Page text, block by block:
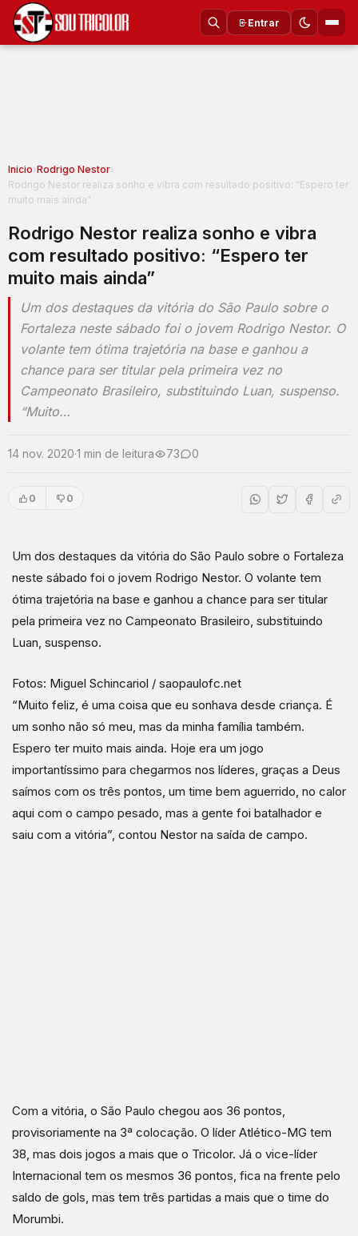
Entrar
Inicio›Rodrigo Nestor›
Rodrigo Nestor realiza sonho e vibra com resultado positivo: “Espero ter
muito mais ainda”
Rodrigo Nestor realiza sonho e vibra
com resultado positivo: “Espero ter
muito mais ainda”
Um dos destaques da vitória do São Paulo sobre o
Fortaleza neste sábado foi o jovem Rodrigo Nestor. O
volante tem ótima trajetória na base e ganhou a
chance para ser titular pela primeira vez no
Campeonato Brasileiro, substituindo Luan, suspenso.
“Muito…
14 nov. 2020·1 min de leitura 73 0
0 0
Um dos destaques da vitória do São Paulo sobre o Fortaleza
neste sábado foi o jovem Rodrigo Nestor. O volante tem
ótima trajetória na base e ganhou a chance para ser titular
pela primeira vez no Campeonato Brasileiro, substituindo
Luan, suspenso.
Fotos: Miguel Schincariol / saopaulofc.net
“Muito feliz, é uma coisa que eu sonhava desde criança. É
um sonho não só meu, mas da minha família também.
Espero ter muito mais ainda. Hoje era um jogo
importantíssimo para chegarmos nos líderes, graças a Deus
saímos com os três pontos, um time bem aguerrido, no calor
aqui com o campo pesado, mas a gente foi batalhador e
saiu com a vitória”, contou Nestor na saída de campo.
Com a vitória, o São Paulo chegou aos 36 pontos,
provisoriamente na 3ª colocação. O líder Atlético-MG tem
38, mas dois jogos a mais que o Tricolor. Já o vice-líder
Internacional tem os mesmos 36 pontos, fica na frente pelo
saldo de gols, mas tem três partidas a mais que o time do
Morumbi.